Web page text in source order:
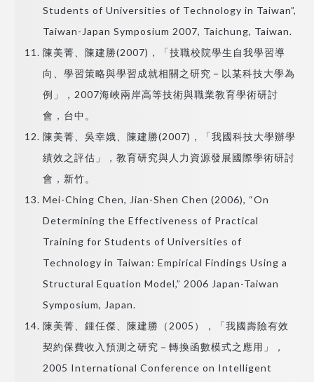
Students of Universities of Technology in Taiwan”,
Taiwan-Japan Symposium 2007, Taichung, Taiwan.
陳美菁、陳建勝(2007)，「技職校院學生自我學習導
向、學習策略與學習成就相關之研究－以某科技大學為
例」，2007海峽兩岸高等技術與職業教育學術研討
會，台中。
陳美菁、吳幸娥、陳建勝(2007)，「我國科技大學辦學
績效之評估」，教育研究與人力資源發展國際學術研討
會，新竹。
Mei-Ching Chen, Jian-Shen Chen (2006), “On
Determining the Effectiveness of Practical
Training for Students of Universities of
Technology in Taiwan: Empirical Findings Using a
Structural Equation Model,” 2006 Japan-Taiwan
Symposium, Japan.
陳美菁、鍾任傑、陳建勝（2005），「我國壽險有效
契約保費收入預測之研究－轉換函數模式之應用」，
2005 International Conference on Intelligent